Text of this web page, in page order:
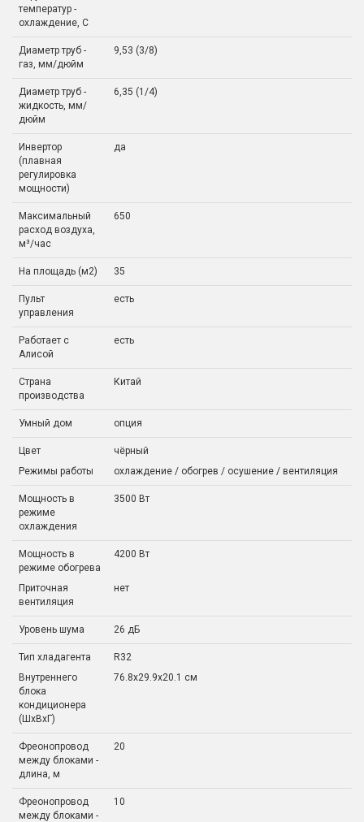
температур -
охлаждение, С
Диаметр труб -
газ, мм/дюйм
9,53 (3/8)
Диаметр труб -
жидкость, мм/
дюйм
6,35 (1/4)
Инвертор
(плавная
регулировка
мощности)
да
Максимальный
расход воздуха,
м³/час
650
На площадь (м2) 35
Пульт
управления
есть
Работает с
Алисой
есть
Страна
производства
Китай
Умный дом опция
Цвет
чёрный
Режимы работы
охлаждение / обогрев / осушение / вентиляция
Мощность в
режиме
охлаждения
3500 Вт
Мощность в
режиме обогрева
4200 Вт
Приточная
вентиляция
нет
Уровень шума 26 дБ
Тип хладагента
R32
Внутреннего
блока
кондиционера
(ШxВxГ)
76.8x29.9x20.1 см
Фреонопровод
между блоками -
длина, м
20
Фреонопровод
между блоками -
10